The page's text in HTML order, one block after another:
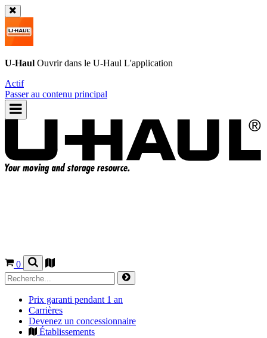
U-Haul Ouvrir dans le U-Haul L'application
Actif
Passer au contenu principal
0
Prix garanti pendant 1 an
Carrières
Devenez un concessionnaire
Établissements